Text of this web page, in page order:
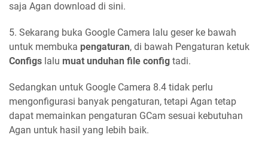
saja Agan download di sini.
5. Sekarang buka Google Camera lalu geser ke bawah
untuk membuka pengaturan, di bawah Pengaturan ketuk
Configs lalu muat unduhan file config tadi.
Sedangkan untuk Google Camera 8.4 tidak perlu
mengonfigurasi banyak pengaturan, tetapi Agan tetap
dapat memainkan pengaturan GCam sesuai kebutuhan
Agan untuk hasil yang lebih baik.